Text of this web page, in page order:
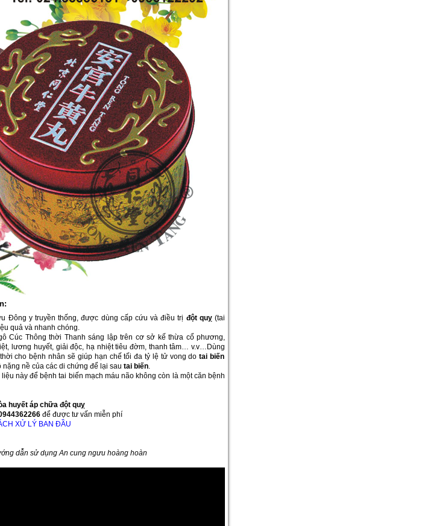
Đông y truyền thống, được dùng cấp cứu và điều trị đột quỵ(tai
quả và nhanh chóng.
Cúc Thông thời Thanh sáng lập trên cơ sở kế thừa cổ phương,
lương huyết, giải độc, hạ nhiệt tiêu đờm, thanh tâm… v.v…Dùng
cho bệnh nhân sẽ giúp hạn chế tối đa tỷ lệ tử vong do tai biến
nề của các di chứng để lại sau tai biến.
này để bệnh tai biến mạch máu não không còn là một căn bệnh
huyết áp chữa đột quỵ
để được tư vấn miễn phí
XỬ LÝ BAN ĐẦU
dẫn sử dụng An cung ngưu hoàng hoàn